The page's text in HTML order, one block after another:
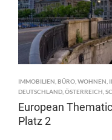
IMMOBILIEN BÜRO WOHNEN
DEUTSCHLAND ÖSTERREICH
European
Platz 2